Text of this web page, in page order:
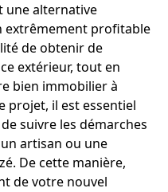
une alternative
extrêmement profitable
de obtenir de
extérieur, tout en
bien immobilier à
projet, il est essentiel
suivre les démarches
artisan ou une
De cette manière,
de votre nouvel